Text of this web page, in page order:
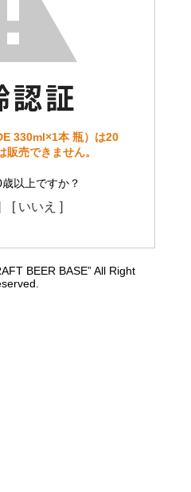
330ml×1本 瓶）は20
販売できません。
以上ですか？
[ いいえ ]
BEER BASE” All Right